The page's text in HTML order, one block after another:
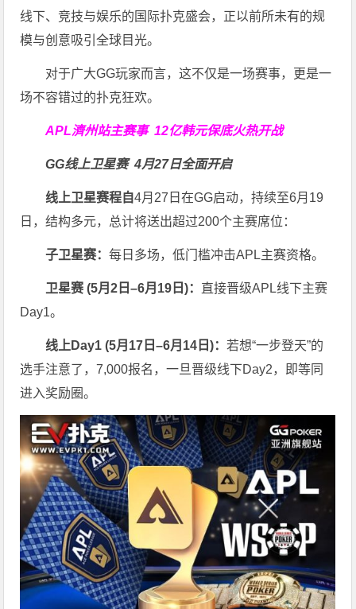
线下、竞技与娱乐的国际扑克盛会，正以前所未有的规
模与创意吸引全球目光。
对于广大GG玩家而言，这不仅是一场赛事，更是一
场不容错过的扑克狂欢。
APL濟州站主赛事12亿韩元保底火热开战
GG线上卫星赛4月27日全面开启
线上卫星赛程自4月27日在GG启动，持续至6月19
日，结构多元，总计将送出超过200个主赛席位：
子卫星赛：每日多场，低门槛冲击APL主赛资格。
卫星赛 (5月2 日–6月 19 日)： 直接晋级APL线下主赛
Day1。
线上 Day1 (5月 17 日–6月 14 日)：若想“一步登天”的
选手注意了，7,000报名，一旦晋级线下Day2，即等同
进入奖励圈。